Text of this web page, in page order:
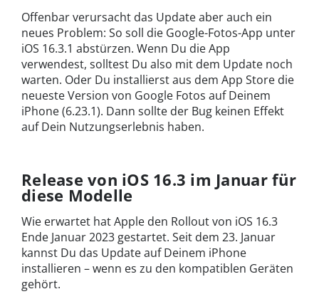
Offenbar verursacht das Update aber auch ein
neues Problem: So soll die Google-Fotos-App unter
iOS 16.3.1 abstürzen. Wenn Du die App
verwendest, solltest Du also mit dem Update noch
warten. Oder Du installierst aus dem App Store die
neueste Version von Google Fotos auf Deinem
iPhone (6.23.1). Dann sollte der Bug keinen Effekt
auf Dein Nutzungserlebnis haben.
Release von iOS 16.3 im Januar für
diese Modelle
Wie erwartet hat Apple den Rollout von iOS 16.3
Ende Januar 2023 gestartet. Seit dem 23. Januar
kannst Du das Update auf Deinem iPhone
installieren – wenn es zu den kompatiblen Geräten
gehört.